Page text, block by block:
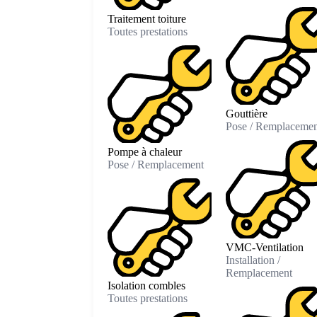
Traitement toiture
Toutes prestations
Pompe à chaleur
Pose / Remplacement
Isolation combles
Toutes prestations
Gouttière
Pose /
VMC-Ventilation
Installation /
Remplacement